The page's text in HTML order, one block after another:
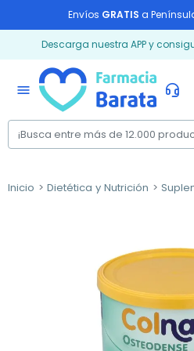
Envíos GRATIS a
Descarga nuestra APP y
menu
Inicio Dietética y Nutrición